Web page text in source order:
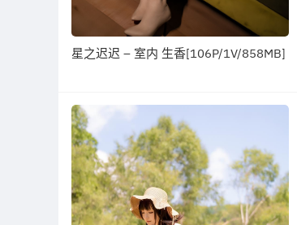
星之迟迟 – 室内 生香[106P/1V/858MB]